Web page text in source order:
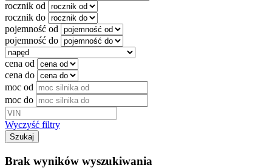
rocznik od
rocznik do
pojemność od
pojemność do
cena od
cena do
moc od
moc do
Wyczyść filtry
Szukaj
Brak wyników wyszukiwania